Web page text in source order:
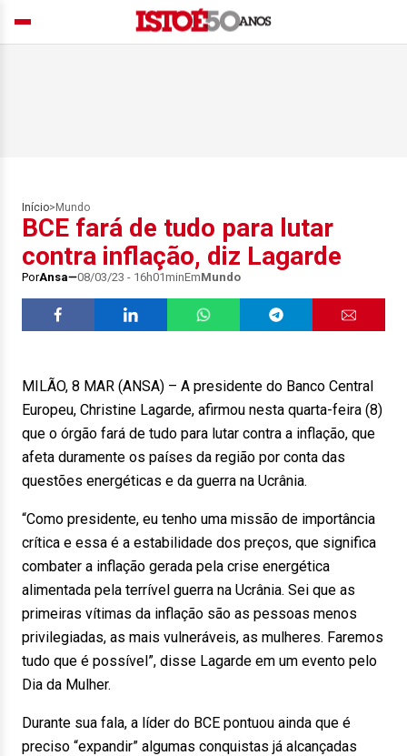
Início> Mundo
BCE fará de tudo para lutar
contra inflação, diz Lagarde
PorAnsa 08/03/23 - 16h01minEmMundo
MILÃO, 8 MAR (ANSA) – A presidente do Banco Central
Europeu, Christine Lagarde, afirmou nesta quarta-feira (8)
que o órgão fará de tudo para lutar contra a inflação, que
afeta duramente os países da região por conta das
questões energéticas e da guerra na Ucrânia.
“Como presidente, eu tenho uma missão de importância
crítica e essa é a estabilidade dos preços, que significa
combater a inflação gerada pela crise energética
alimentada pela terrível guerra na Ucrânia. Sei que as
primeiras vítimas da inflação são as pessoas menos
privilegiadas, as mais vulneráveis, as mulheres. Faremos
tudo que é possível”, disse Lagarde em um evento pelo
Dia da Mulher.
Durante sua fala, a líder do BCE pontuou ainda que é
preciso “expandir” algumas conquistas já alcançadas